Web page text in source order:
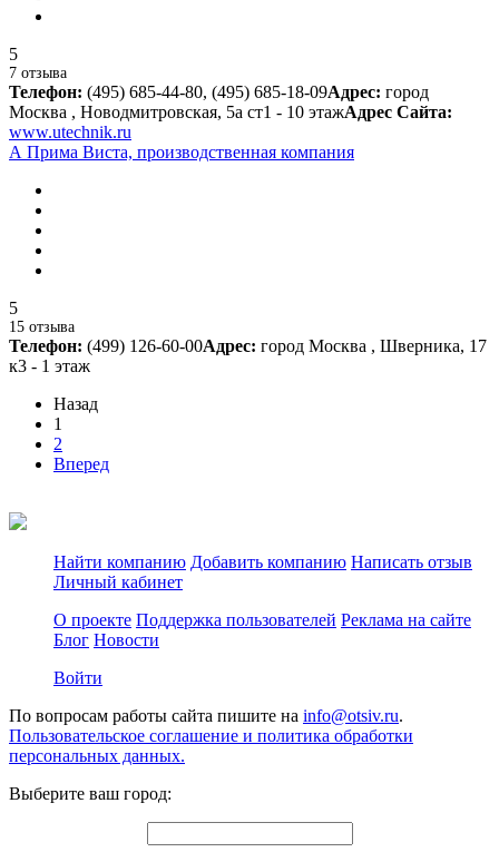
5
7 отзыва
Телефон: (495) 685-44-80, (495) 685-18-09Адрес: город
Москва , Новодмитровская, 5а ст1 - 10 этажАдрес Сайта:
www.utechnik.ru
А Прима Виста, производственная компания
5
15 отзыва
Телефон: (499) 126-60-00Адрес: город Москва , Шверника, 17
к3 - 1 этаж
Назад
1
2
Вперед
Найти компанию Добавить компанию Написать отзыв
Личный кабинет
О проекте Поддержка пользователей Реклама на сайте
Блог Новости
Войти
По вопросам работы сайта пишите на info@otsiv.ru.
Пользовательское соглашение и политика обработки
персональных данных.
Выберите ваш город: